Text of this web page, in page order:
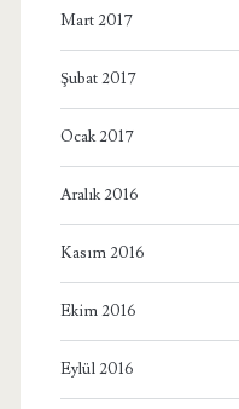
Mart 2017
Şubat 2017
Ocak 2017
Aralık 2016
Kasım 2016
Ekim 2016
Eylül 2016